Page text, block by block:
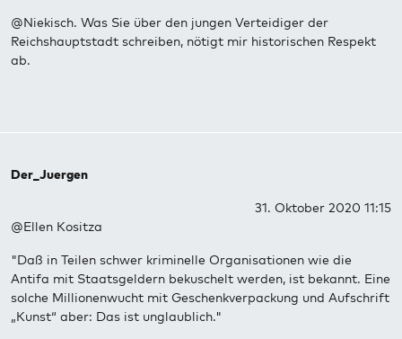
@Niekisch. Was Sie über den jungen Verteidiger der
Reichshauptstadt schreiben, nötigt mir historischen Respekt
ab.
Der_Juergen
31. Oktober 2020 11:15
@Ellen Kositza
"Daß in Teilen schwer kriminelle Organisationen wie die
Antifa mit Staatsgeldern bekuschelt werden, ist bekannt. Eine
solche Millionenwucht mit Geschenkverpackung und Aufschrift
„Kunst“ aber: Das ist unglaublich."